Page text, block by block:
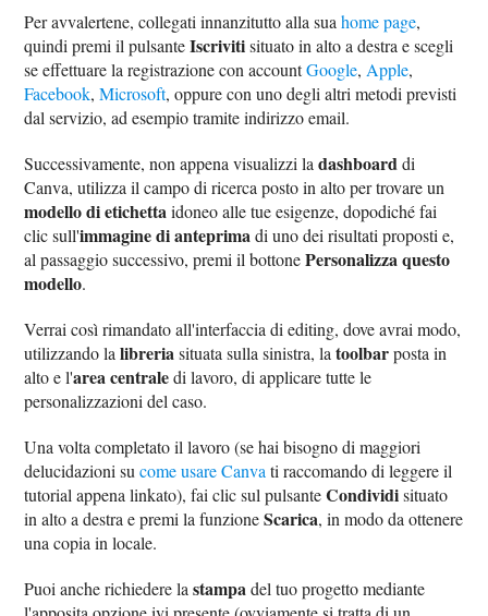
Per avvalertene, collegati innanzitutto alla suahome page,
quindi premi il pulsanteIscrivitisituato in alto a destra e scegli
se effettuare la registrazione con accountGoogle, Apple,
Facebook,Microsoft, oppure con uno degli altri metodi previsti
dal servizio, ad esempio tramite indirizzo email.
Successivamente, non appena visualizzi ladashboard di
Canva, utilizza il campo di ricerca posto in alto per trovare un
modello di etichetta idoneo alle tue esigenze, dopodiché fai
clic sull'immagine di anteprima di uno dei risultati proposti e,
al passaggio successivo, premi il bottonePersonalizza questo
modello.
Verrai così rimandato all'interfaccia di editing, dove avrai modo,
utilizzando lalibreria situata sulla sinistra, latoolbarposta in
alto e l'area centraledi lavoro, di applicare tutte le
personalizzazioni del caso.
Una volta completato il lavoro (se hai bisogno di maggiori
delucidazioni sucome usare Canva ti raccomando di leggere il
tutorial appena linkato), fai clic sul pulsanteCondividisituato
in alto a destra e premi la funzioneScarica, in modo da ottenere
una copia in locale.
Puoi anche richiedere lastampa del tuo progetto mediante